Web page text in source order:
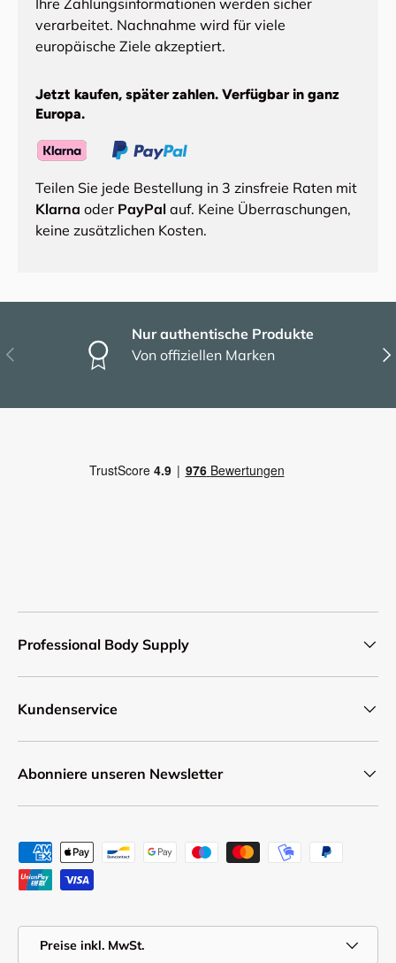
verarbeitet. Nachnahme wird für viele
europäische Ziele akzeptiert.
Jetzt kaufen, später zahlen. Verfügbar in ganz
Europa.
Teilen Sie jede Bestellung in 3 zinsfreie Raten mit
Klarna oder PayPal auf. Keine Überraschungen,
keine zusätzlichen Kosten.
Vorherige
Nur authentische Produkte
Von offiziellen Marken
Professional Body Supply
Kundenservice
Abonniere unseren Newsletter
Zahlungsmethoden
Preise inkl. MwSt.